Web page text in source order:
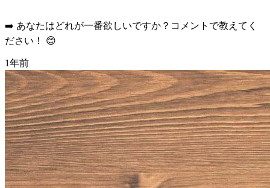
➡️ あなたはどれが一番欲しいですか？コメントで教えてく
ださい！ 😊
1年前